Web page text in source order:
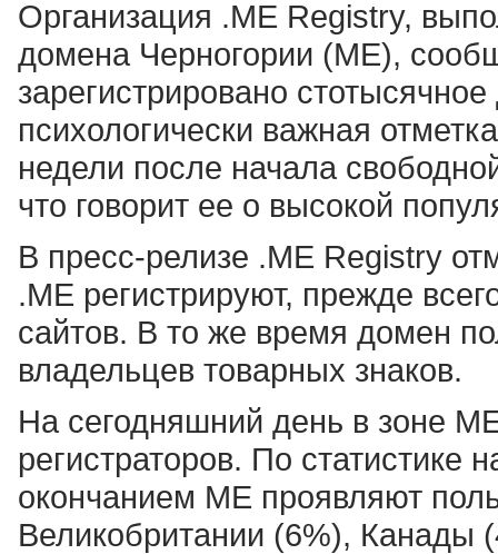
Организация .ME Registry,
домена Черногории (ME),
зарегистрировано
психологически важная
недели после начала
что говорит ее о высокой
В пресс-релизе .ME Registry
.ME регистрируют, прежде
сайтов. В то же время домен
владельцев товарных знаков.
На сегодняшний день в зоне
регистраторов. По
окончанием ME проявляют
Великобритании (6%), Канады